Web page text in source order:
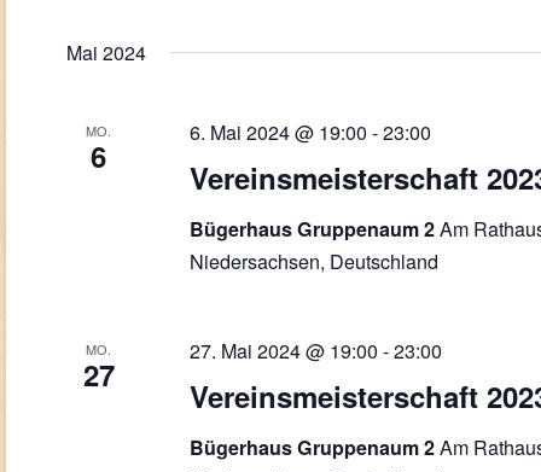
Mai 2024
MO.
6
Vereinsmeisterschaft
6. Mai 2024 @ 19:00-23:00
Bügerhaus Gruppenaum 2Am
Niedersachsen, Deutschland
MO.
27
Vereinsmeisterschaft
27. Mai 2024 @ 19:00-23:00
Bügerhaus Gruppenaum 2Am